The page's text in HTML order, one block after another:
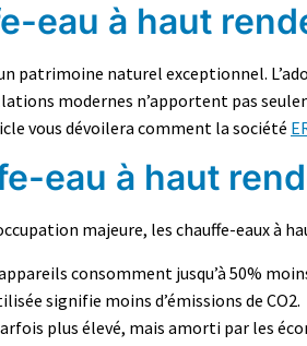
eau à haut
patrimoine naturel exceptionnel.
modernes n’apportent pas
vous dévoilera comment la société
eau à haut
majeure, les chauffe-eaux à
consomment jusqu’à 50%
signifie moins d’émissions de CO2.
plus élevé, mais amorti par les